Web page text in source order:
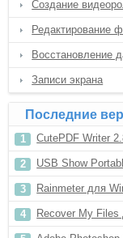
Создание
Редактирование
Восстановление
Записи экрана
Последние
CutePDF Writer
USB Show
Rainmeter для
Recover My